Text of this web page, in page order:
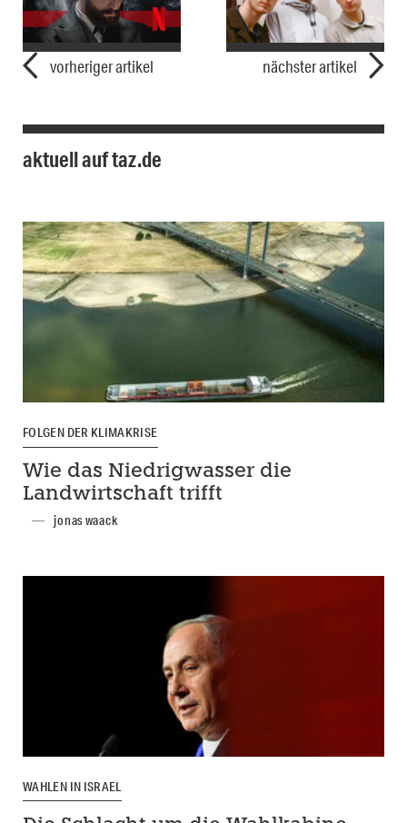
vorheriger artikel nächster artikel
aktuell auf taz.de
FOLGEN DER KLIMAKRISE
Wie das Niedrigwasser die
Landwirtschaft trifft
jonas waack
WAHLEN IN ISRAEL